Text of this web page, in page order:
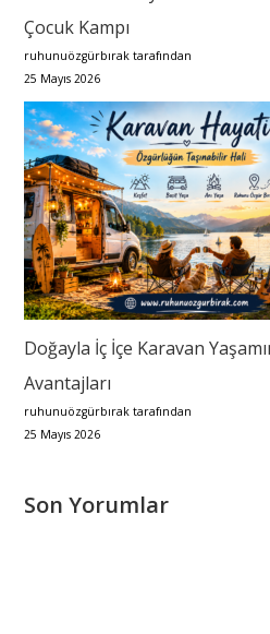
Çocuk Kampı
ruhunuözgürbırak tarafından
25 Mayıs 2026
Doğayla İç İçe Karavan
Avantajları
ruhunuözgürbırak tarafından
25 Mayıs 2026
Son Yorumlar